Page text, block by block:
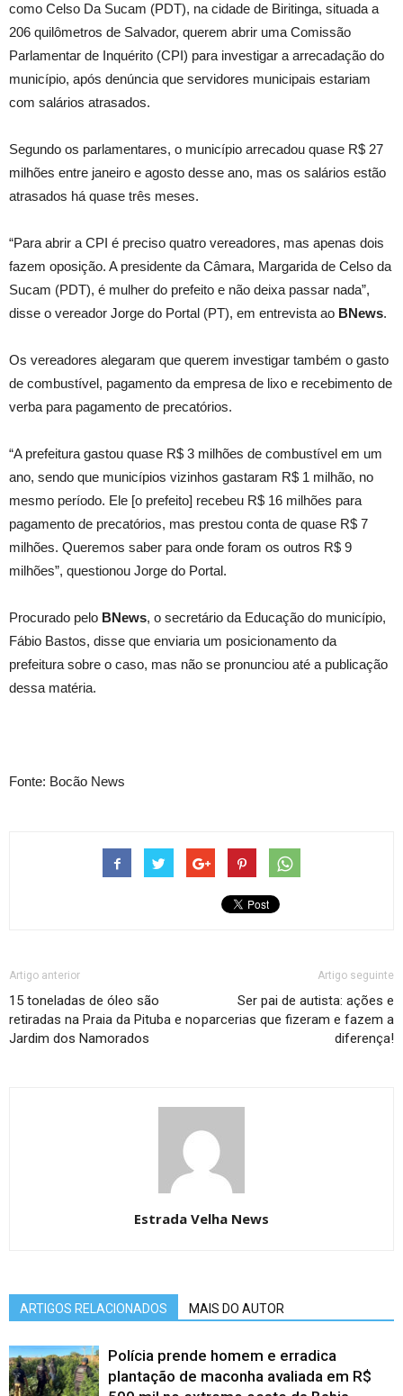
como Celso Da Sucam (PDT), na cidade de Biritinga, situada a
206 quilômetros de Salvador, querem abrir uma Comissão
Parlamentar de Inquérito (CPI) para investigar a arrecadação do
município, após denúncia que servidores municipais estariam
com salários atrasados.
Segundo os parlamentares, o município arrecadou quase R$ 27
milhões entre janeiro e agosto desse ano, mas os salários estão
atrasados há quase três meses.
“Para abrir a CPI é preciso quatro vereadores, mas apenas dois
fazem oposição. A presidente da Câmara, Margarida de Celso da
Sucam (PDT), é mulher do prefeito e não deixa passar nada”,
disse o vereador Jorge do Portal (PT), em entrevista ao BNews.
Os vereadores alegaram que querem investigar também o gasto
de combustível, pagamento da empresa de lixo e recebimento de
verba para pagamento de precatórios.
“A prefeitura gastou quase R$ 3 milhões de combustível em um
ano, sendo que municípios vizinhos gastaram R$ 1 milhão, no
mesmo período. Ele [o prefeito] recebeu R$ 16 milhões para
pagamento de precatórios, mas prestou conta de quase R$ 7
milhões. Queremos saber para onde foram os outros R$ 9
milhões”, questionou Jorge do Portal.
Procurado pelo BNews, o secretário da Educação do município,
Fábio Bastos, disse que enviaria um posicionamento da
prefeitura sobre o caso, mas não se pronunciou até a publicação
dessa matéria.
Fonte: Bocão News
Artigo anterior
15 toneladas de óleo são
retiradas na Praia da Pituba e no
Jardim dos Namorados
Artigo seguinte
Ser pai de autista: ações e
parcerias que fizeram e fazem a
diferença!
Estrada Velha News
ARTIGOS RELACIONADOS MAIS DO AUTOR
Polícia prende homem e erradica
plantação de maconha avaliada em R$